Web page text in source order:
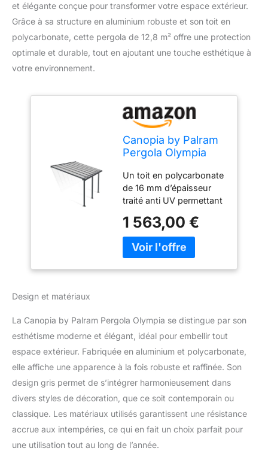
et élégante conçue pour transformer votre espace extérieur.
Grâce à sa structure en aluminium robuste et son toit en
polycarbonate, cette pergola de 12,8 m² offre une protection
optimale et durable, tout en ajoutant une touche esthétique à
votre environnement.
Canopia by Palram
Pergola Olympia
Aluminium Et
Polycarbonate,
Moderne &
Élégante, pour
Couvrir Une
Terrasse Toute
L’année (Gris)
Un toit en polycarbonate
de 16 mm d’épaisseur
traité anti UV permettant
lumineuse de 61%
Constituée de solides
poteaux de 8cm x 8cm
Les platines de fixation
au sol sont incluses
1 563,00 €
Design et matériaux
La Canopia by Palram Pergola Olympia se distingue par son
esthétisme moderne et élégant, idéal pour embellir tout
espace extérieur. Fabriquée en aluminium et polycarbonate,
elle affiche une apparence à la fois robuste et raffinée. Son
design gris permet de s’intégrer harmonieusement dans
divers styles de décoration, que ce soit contemporain ou
classique. Les matériaux utilisés garantissent une résistance
accrue aux intempéries, ce qui en fait un choix parfait pour
une utilisation tout au long de l’année.